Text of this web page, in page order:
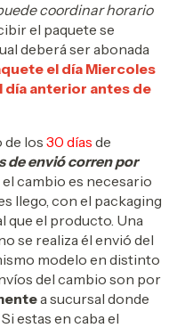
coordinar horario
el paquete se
deberá ser abonada
el día Miercoles
día anterior antes de
de los 30 días de
de envió corren por
el cambio es necesario
llego, con el packaging
que el producto. Una
se realiza él envió del
modelo en distinto
del cambio son por
a sucursal donde
estas en caba el